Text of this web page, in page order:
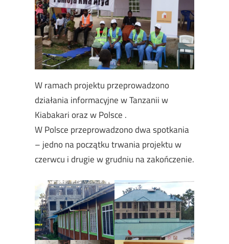
W ramach projektu przeprowadzono
działania informacyjne w Tanzanii w
Kiabakari oraz w Polsce .
W Polsce przeprowadzono dwa spotkania
– jedno na początku trwania projektu w
czerwcu i drugie w grudniu na zakończenie.